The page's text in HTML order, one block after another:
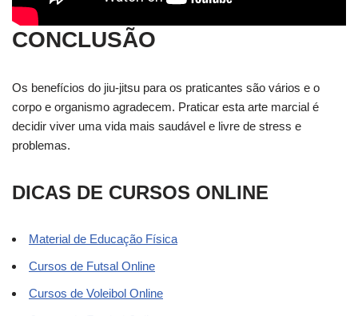
CONCLUSÃO
Os benefícios do jiu-jitsu para os praticantes são vários e o
corpo e organismo agradecem. Praticar esta arte marcial é
decidir viver uma vida mais saudável e livre de stress e
problemas.
DICAS DE CURSOS ONLINE
Material de Educação Física
Cursos de Futsal Online
Cursos de Voleibol Online